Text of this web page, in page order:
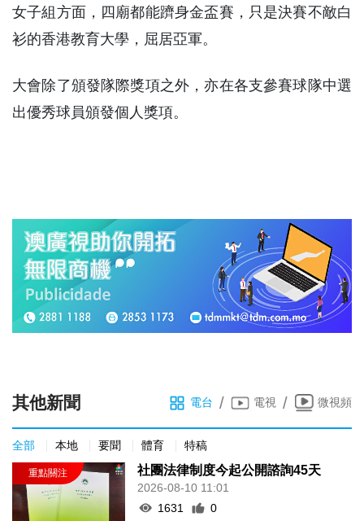
女子組方面，四廟都能躋身金盃賽，只是決賽不敵白
衫的香港教育大學，屈居亞軍。
大會除了頒發隊際獎項之外，亦在各支參賽球隊中選
出優秀球員頒發個人獎項。
其他新聞 電台 / 電視 / 微視頻
全部 本地 要聞 體育 特稿
社團法律制度今起公開諮詢45天
2026-08-10 11:01
1631
0